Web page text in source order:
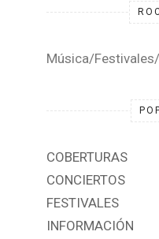
Música/
COBERTURAS